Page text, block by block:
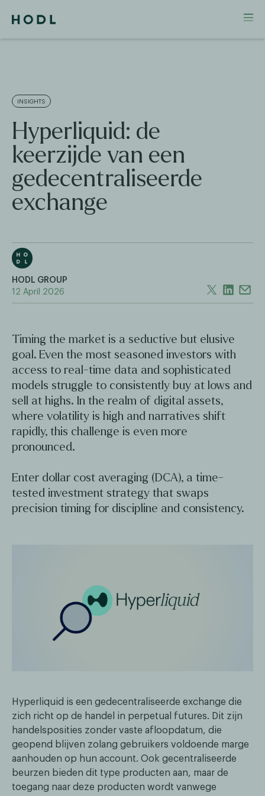
INSIGHTS
Hyperliquid: de
keerzijde van een
gedecentraliseerde
exchange
HODL GROUP
12 April 2026
Timing the market is a seductive but elusive
goal. Even the most seasoned investors with
access to real-time data and sophisticated
models struggle to consistently buy at lows and
sell at highs. In the realm of digital assets,
where volatility is high and narratives shift
rapidly, this challenge is even more
pronounced.
Enter dollar cost averaging (DCA), a time-
tested investment strategy that swaps
precision timing for discipline and consistency.
Hyperliquid is een gedecentraliseerde exchange die
zich richt op de handel in perpetual futures. Dit zijn
handelsposities zonder vaste afloopdatum, die
geopend blijven zolang gebruikers voldoende marge
aanhouden op hun account. Ook gecentraliseerde
beurzen bieden dit type producten aan, maar de
toegang naar deze producten wordt vanwege